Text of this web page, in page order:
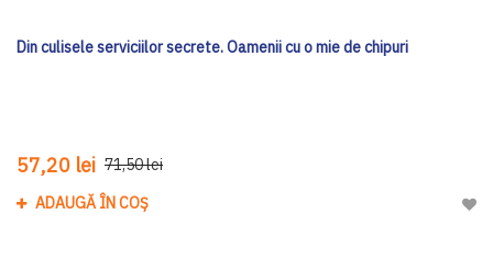
Din culisele serviciilor secrete. Oamenii cu o mie de chipuri
57,20 lei 71,50 lei
ADAUGĂ ÎN COȘ